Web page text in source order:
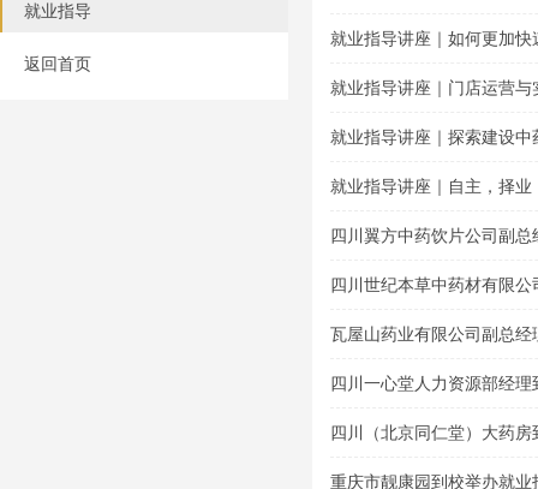
就业指导
返回首页
就业指导讲座｜如何更加快
就业指导讲座｜门店运营与
就业指导讲座｜探索建设中
就业指导讲座｜自主，择业
四川翼方中药饮片公司副
题讲座
四川世纪本草中药材有限
导专题讲座
瓦屋山药业有限公司副总
讲座
四川一心堂人力资源部经
座
四川（北京同仁堂）大药
座
重庆市靓康园到校举办就业